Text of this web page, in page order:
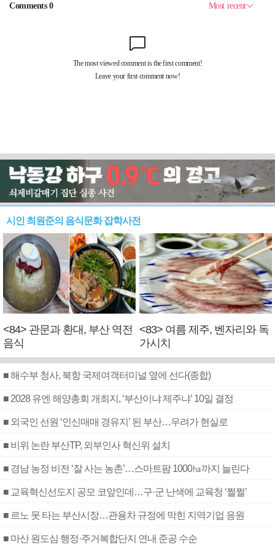
시인 최원준의 음식문화 잡학사전
<84> 관문과 환대, 부산 역전
음식
<83> 여름 제주, 벤자리와 독
가시치
■ 해수부 청사, 북항 국제여객터미널 옆에 선다(종합)
■ 2028 유엔 해양총회 개최지, ‘부산이냐 제주냐’ 10일 결정
■ 외국인 선원 ‘인신매매 경유지’ 된 부산…우려가 현실로
■ 비위 논란 부산TP, 외부인사 혁신위 설치
■ 경남 농정 비전 ‘잘 사는 농촌’…스마트팜 1000㏊까지 늘린다
■ 교육혁신선도지 공모 코앞인데…구·군 난색에 교육청 ‘쩔쩔’
■ 르노 못 타는 부산시장…관용차 규정에 막힌 지역기업 응원
■ 마산 원도심 행정·주거복합단지 연내 준공 수순